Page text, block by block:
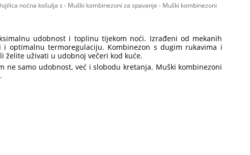
udobnost i toplinu tijekom noći. Izrađeni od mekanih
optimalnu termoregulaciju. Kombinezon s dugim rukavima i
želite uživati u udobnoj večeri kod kuće.
samo udobnost, već i slobodu kretanja. Muški kombinezoni
noćna košulja s › Muški kombinezoni za spavanje › Muški kombinezoni